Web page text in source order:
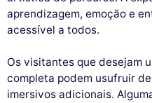
aprendizagem, emoção e
acessível a todos.
Os visitantes que desejam
completa podem usufruir
imersivos adicionais.